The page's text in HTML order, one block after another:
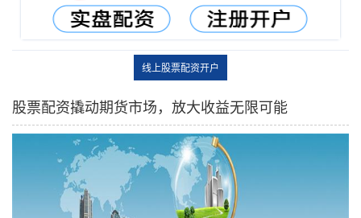
线上股票配资开户
股票配资撬动期货市场，放大收益无限可能